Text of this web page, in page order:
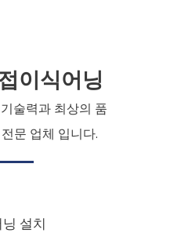
이식어닝
술력과 최상의 품
문 업체 입니다.
설치